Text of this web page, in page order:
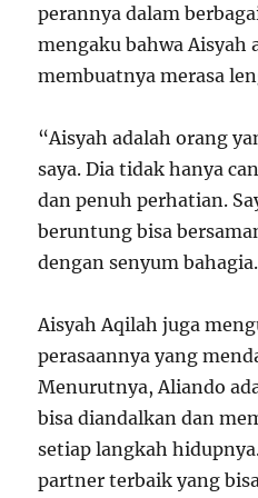
perannya dalam
mengaku bahwa Aisyah
membuatnya merasa
“Aisyah adalah orang
saya. Dia tidak hanya
dan penuh perhatian.
beruntung bisa
dengan senyum bahagia.
Aisyah Aqilah juga
perasaannya yang
Menurutnya, Aliando
bisa diandalkan dan
setiap langkah
partner terbaik yang